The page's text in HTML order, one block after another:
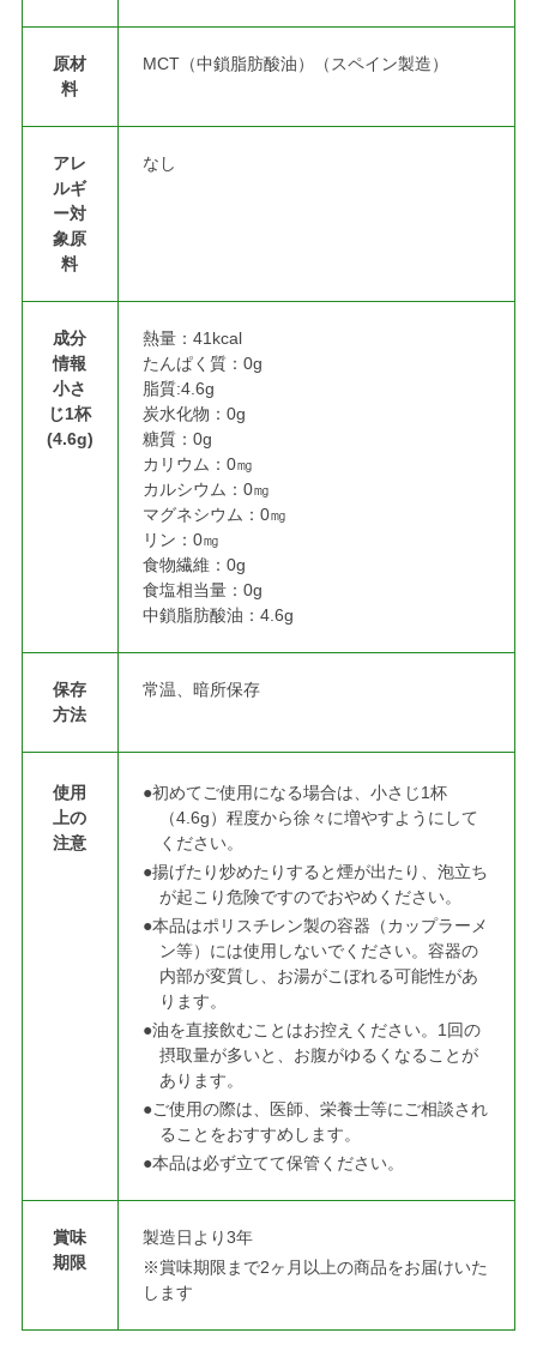
原材
料
MCT（中鎖脂肪酸油）（スペイン製造）
アレ
ルギ
ー対
象原
料
なし
成分
情報
小さ
じ1杯
(4.6g)
熱量：41kcal
たんぱく質：0g
脂質:4.6g
炭水化物：0g
糖質：0g
カリウム：0㎎
カルシウム：0㎎
マグネシウム：0㎎
リン：0㎎
食物繊維：0g
食塩相当量：0g
中鎖脂肪酸油：4.6g
保存
方法
常温、暗所保存
使用
上の
注意
●初めてご使用になる場合は、小さじ1杯
（4.6g）程度から徐々に増やすようにして
ください。
●揚げたり炒めたりすると煙が出たり、泡立ち
が起こり危険ですのでおやめください。
●本品はポリスチレン製の容器（カップラーメ
ン等）には使用しないでください。容器の
内部が変質し、お湯がこぼれる可能性があ
ります。
●油を直接飲むことはお控えください。1回の
摂取量が多いと、お腹がゆるくなることが
あります。
●ご使用の際は、医師、栄養士等にご相談され
ることをおすすめします。
●本品は必ず立てて保管ください。
賞味
期限
製造日より3年
※賞味期限まで2ヶ月以上の商品をお届けいた
します